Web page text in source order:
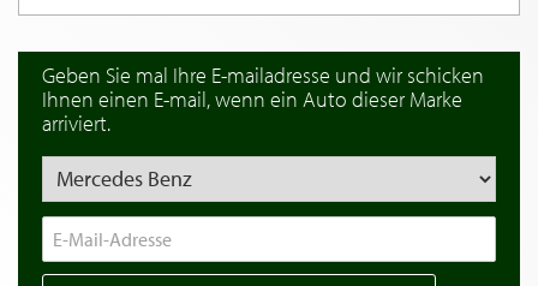
Geben Sie mal Ihre E-mailadresse und wir schicken
Ihnen einen E-mail, wenn ein Auto dieser Marke
arriviert.